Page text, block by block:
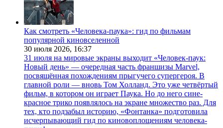
Как смотреть «Человека-паука»: гид по фильмам
популярной киновселенной
30 июля 2026, 16:37
31 июля на мировые экраны выходит «Человек-паук:
Новый день» — очередная часть франшизы Marvel,
посвящённая похождениям прыгучего супергероя. В
главной роли — вновь Том Холланд. Это уже четвёртый
фильм, в котором он играет Паука. Но до него сине-
красное трико появлялось на экране множество раз. Для
тех, кто подзабыл историю, «Фонтанка» подготовила
исчерпывающий гид по киновоплощениям человека-